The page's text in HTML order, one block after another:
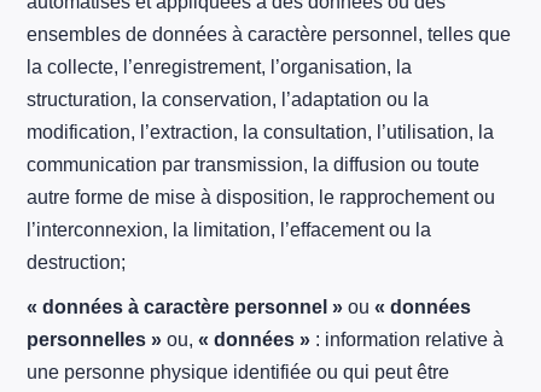
ensembles de données à caractère personnel, telles que
la collecte, l’enregistrement, l’organisation, la
structuration, la conservation, l’adaptation ou la
modification, l’extraction, la consultation, l’utilisation, la
communication par transmission, la diffusion ou toute
autre forme de mise à disposition, le rapprochement ou
l’interconnexion, la limitation, l’effacement ou la
destruction;
« données à caractère personnel » ou« données
personnelles » ou,« données » : information relative à
une personne physique identifiée ou qui peut être